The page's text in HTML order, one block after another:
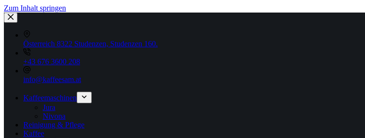
Zum Inhalt springen
Österreich 8322 Studenzen, Studenzen 160.
+43 676 3600 208
info@kaffeesam.at
Kaffeemaschinen
Jura
Nivona
Reinigung & Pflege
Kaffee